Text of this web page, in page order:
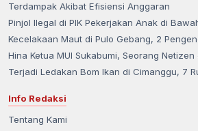
Terdampak Akibat Efisiensi Anggaran
Pinjol Ilegal di PIK Pekerjakan Anak di
Kecelakaan Maut di Pulo Gebang, 2
Hina Ketua MUI Sukabumi, Seorang Netizen
Terjadi Ledakan Bom Ikan di Cimanggu, 7
Info Redaksi
Tentang Kami